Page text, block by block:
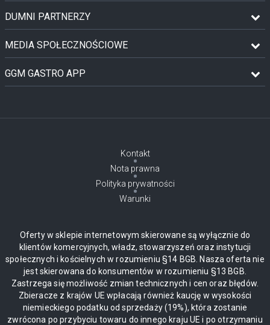
DUMNI PARTNERZY
MEDIA SPOŁECZNOŚCIOWE
GGM GASTRO APP
Kontakt
Nota prawna
Polityka prywatności
Warunki
Oferty w sklepie internetowym skierowane są wyłącznie do
klientów komercyjnych, władz, stowarzyszeń oraz instytucji
społecznych i kościelnych w rozumieniu §14 BGB. Nasza oferta nie
jest skierowana do konsumentów w rozumieniu §13 BGB.
Zastrzega się możliwość zmian technicznych i cen oraz błędów.
Zbieracze z krajów UE wpłacają również kaucję w wysokości
niemieckiego podatku od sprzedaży (19%), która zostanie
zwrócona po przybyciu towaru do innego kraju UE i po otrzymaniu